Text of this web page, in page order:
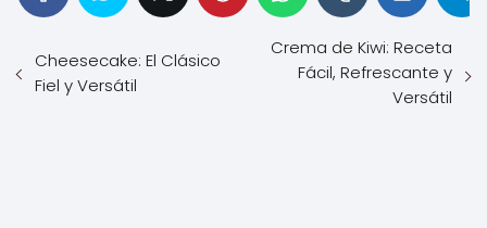
Cheesecake: El Clásico
Fiel y Versátil
Crema de Kiwi: Receta
Fácil, Refrescante y
Versátil